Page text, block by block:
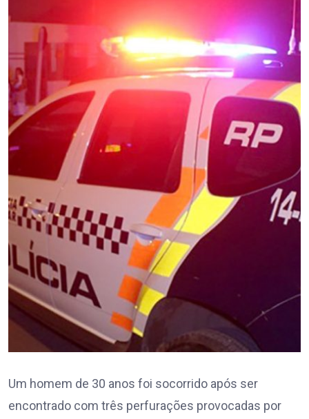
Um homem de 30 anos foi socorrido após ser
encontrado com três perfurações provocadas por